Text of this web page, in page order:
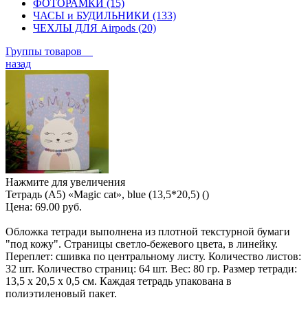
ФОТОРАМКИ (15)
ЧАСЫ и БУДИЛЬНИКИ (133)
ЧЕХЛЫ ДЛЯ Airpods (20)
Группы товаров
назад
Нажмите для увеличения
Тетрадь (A5) «Magic cat», blue (13,5*20,5) ()
Цена: 69.00 руб.
Обложка тетради выполнена из плотной текстурной бумаги
"под кожу". Страницы светло-бежевого цвета, в линейку.
Переплет: сшивка по центральному листу. Количество листов:
32 шт. Количество страниц: 64 шт. Вес: 80 гр. Размер тетради:
13,5 х 20,5 х 0,5 см. Каждая тетрадь упакована в
полиэтиленовый пакет.